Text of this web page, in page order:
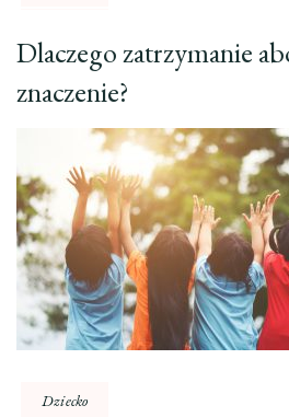
Dlaczego zatrzymanie
znaczenie?
Dziecko